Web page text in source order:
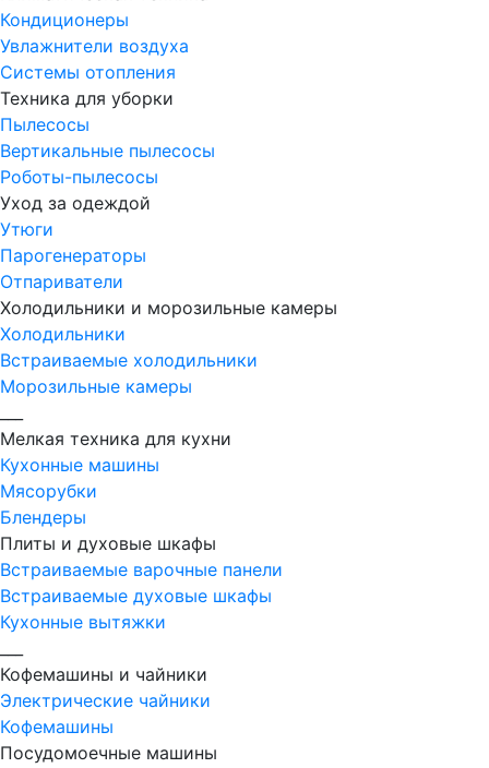
Кондиционеры
Увлажнители воздуха
Системы отопления
Техника для уборки
Пылесосы
Вертикальные пылесосы
Роботы-пылесосы
Уход за одеждой
Утюги
Парогенераторы
Отпариватели
Холодильники и морозильные камеры
Холодильники
Встраиваемые холодильники
Морозильные камеры
Мелкая техника для кухни
Кухонные машины
Мясорубки
Блендеры
Плиты и духовые шкафы
Встраиваемые варочные панели
Встраиваемые духовые шкафы
Кухонные вытяжки
Кофемашины и чайники
Электрические чайники
Кофемашины
Посудомоечные машины